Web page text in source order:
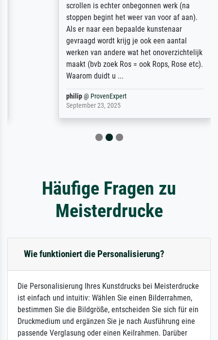
scrollen is echter onbegonnen werk (na
stoppen begint het weer van voor af aan).
Als er naar een bepaalde kunstenaar
gevraagd wordt krijg je ook een aantal
werken van andere wat het onoverzichtelijk
maakt (bvb zoek Ros = ook Rops, Rose etc).
Waarom duidt u ...
ProvenExpert
September 23, 2025
Häufige Fragen zu
Meisterdrucke
Wie funktioniert die Personalisierung?
Die Personalisierung Ihres Kunstdrucks bei Meisterdrucke
ist einfach und intuitiv: Wählen Sie einen Bilderrahmen,
bestimmen Sie die Bildgröße, entscheiden Sie sich für ein
Druckmedium und ergänzen Sie je nach Ausführung eine
passende Verglasung oder einen Keilrahmen. Darüber